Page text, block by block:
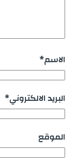
الاسم*
البريد الالكتروني*
الموقع